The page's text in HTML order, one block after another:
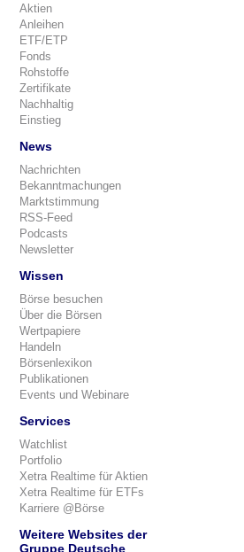
Aktien
Anleihen
ETF/ETP
Fonds
Rohstoffe
Zertifikate
Nachhaltig
Einstieg
News
Nachrichten
Bekanntmachungen
Marktstimmung
RSS-Feed
Podcasts
Newsletter
Wissen
Börse besuchen
Über die Börsen
Wertpapiere
Handeln
Börsenlexikon
Publikationen
Events und Webinare
Services
Watchlist
Portfolio
Xetra Realtime für Aktien
Xetra Realtime für ETFs
Karriere @Börse
Weitere Websites der
Gruppe Deutsche